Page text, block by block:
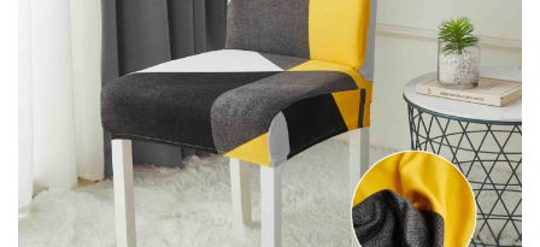
Huse de protecție
Huse de protectie pat finet
Huse de protecție scaun
Prosoape
Prosoape de baie
Electrocasnice